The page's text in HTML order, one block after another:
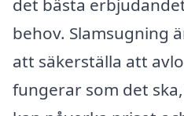
det bästa
behov. Slamsugning
att säkerställa att
fungerar som det